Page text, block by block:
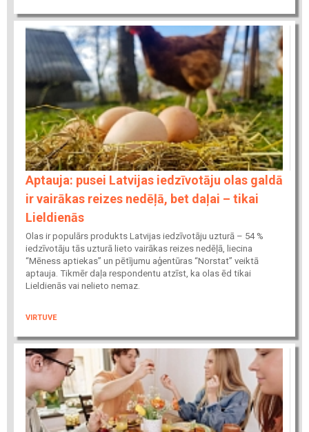
Aptauja: pusei Latvijas iedzīvotāju olas galdā
ir vairākas reizes nedēļā, bet daļai – tikai
Lieldienās
Olas ir populārs produkts Latvijas iedzīvotāju uzturā – 54 %
iedzīvotāju tās uzturā lieto vairākas reizes nedēļā, liecina
“Mēness aptiekas” un pētījumu aģentūras “Norstat” veiktā
aptauja. Tikmēr daļa respondentu atzīst, ka olas ēd tikai
Lieldienās vai nelieto nemaz.
VIRTUVE